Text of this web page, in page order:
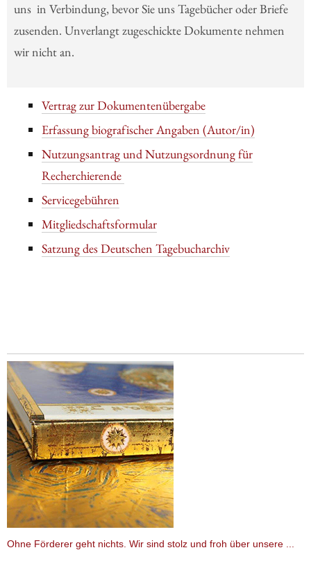
uns in Verbindung, bevor Sie uns Tagebücher oder Briefe
zusenden. Unverlangt zugeschickte Dokumente nehmen
wir nicht an.
Vertrag zur Dokumentenübergabe
Erfassung biografischer Angaben (Autor/in)
Nutzungsantrag und Nutzungsordnung für
Recherchierende
Servicegebühren
Mitgliedschaftsformular
Satzung des Deutschen Tagebucharchiv
Ohne Förderer geht nichts. Wir sind stolz und froh über unsere ...